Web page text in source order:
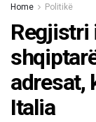
Home Politikë
Regjistri
adresat,
Italia